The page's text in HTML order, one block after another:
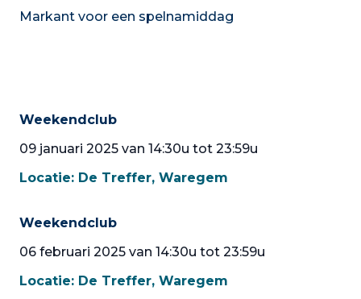
Markant voor een spelnamiddag
Weekendclub
09 januari 2025 van 14:30u tot 23:59u
Locatie: De Treffer, Waregem
Weekendclub
06 februari 2025 van 14:30u tot 23:59u
Locatie: De Treffer, Waregem